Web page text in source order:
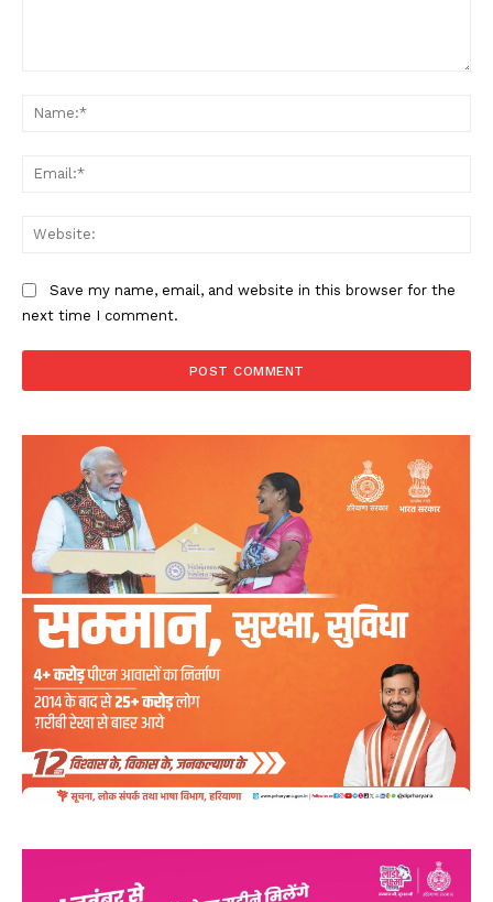
Save my name, email, and website in this browser for the
next time I comment.